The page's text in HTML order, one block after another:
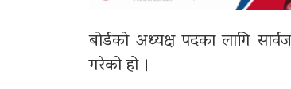
बोर्डको अध्यक्ष पदका लागि
गरेको हो ।